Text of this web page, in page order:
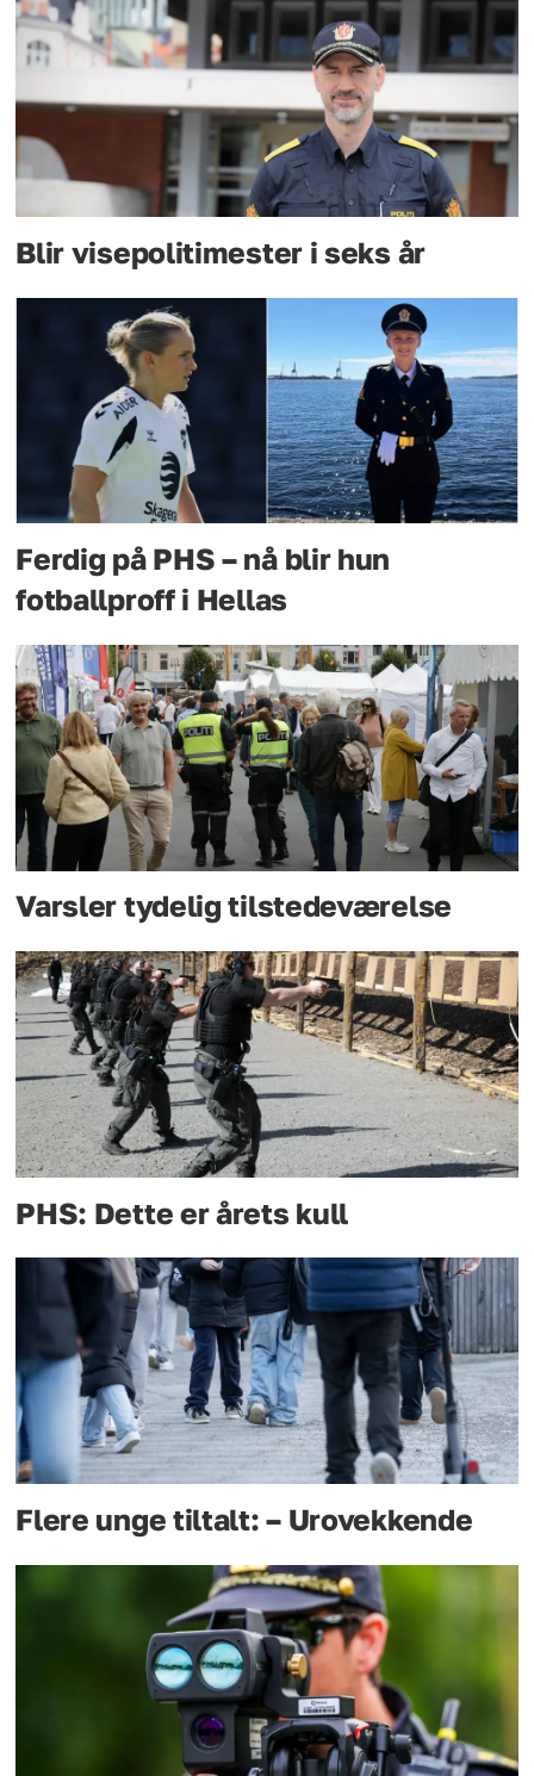
Blir visepolitimester i seks år
Ferdig på PHS – nå blir hun
fotballproff i Hellas
Varsler tydelig tilstedeværelse
PHS: Dette er årets kull
Flere unge tiltalt: – Urovekkende